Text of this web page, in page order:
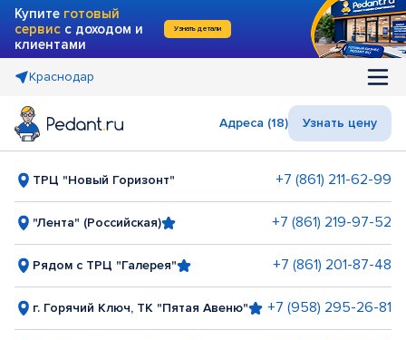
Купите готовый
сервис с доходом и
клиентами
Узнать детали
Краснодар
Адреса (18) Узнать цену
ТРЦ "Новый Горизонт" +7 (861) 211-62-99
"Лента" (Российская) +7 (861) 219-97-52
Рядом с ТРЦ "Галерея" +7 (861) 201-87-48
г. Горячий Ключ, ТК "Пятая Авеню" +7 (958) 295-26-81